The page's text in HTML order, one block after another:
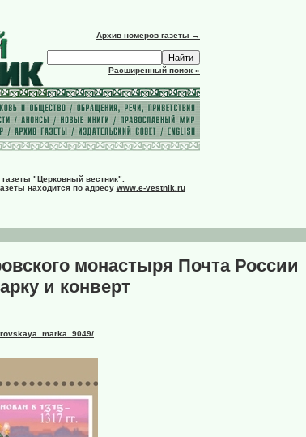
Архив номеров газеты →
Расширенный поиск »
"Церковный вестник".
находится по адресу www.e-vestnik.ru
монастыря Почта России
и конверт